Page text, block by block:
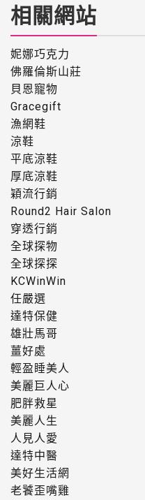
相關網站
妮娜巧克力
佛羅倫斯山莊
貝恩寵物
Gracegift
漁網鞋
涼鞋
平底涼鞋
厚底涼鞋
穎流行銷
Round2 Hair Salon
穿透行銷
全球探物
全球探探
KCWinWin
任嚴選
達特保健
雄壯馬哥
薑好處
輕盈睡美人
美麗巨人心
肥胖救星
美麗人生
人見人愛
達特中醫
美好生活網
老饕歪嘴雞